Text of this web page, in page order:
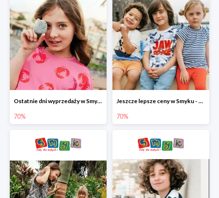
Ostatnie dni wyprzedaży w Smyku - ubrania i buty do -70%
70%
Jeszcze lepsze ceny w Smyku - ubrania i buty do -70%
70%